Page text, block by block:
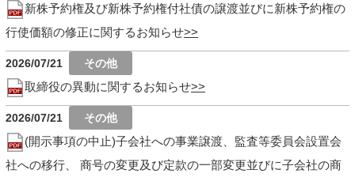
新株予約権及び新株予約権付社債の譲渡並びに新株予約権の
行使価額の修正に関するお知らせ
2026/07/21
取締役の異動に関するお知らせ
2026/07/21
(開示事項の中止)子会社への事業譲渡、監査等委員会設置会
社への移行、 商号の変更及び定款の一部変更並びに子会社の商